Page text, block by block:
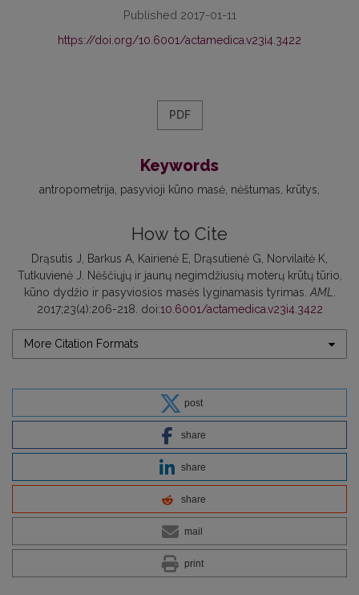
Published 2017-01-11
https://doi.org/10.6001/actamedica.v23i4.3422
PDF
Keywords
antropometrija pasyvioji kūno masė nėštumas krūtys
How to Cite
Drąsutis J, Barkus A, Kairienė E, Drąsutienė G, Norvilaitė K,
Tutkuvienė J. Nėščiųjų ir jaunų negimdžiusių moterų krūtų tūrio,
kūno dydžio ir pasyviosios masės lyginamasis tyrimas. AML
2017;23(4):206-218. doi:10.6001/actamedica.v23i4.3422
More Citation Formats
post
share
share
share
mail
print